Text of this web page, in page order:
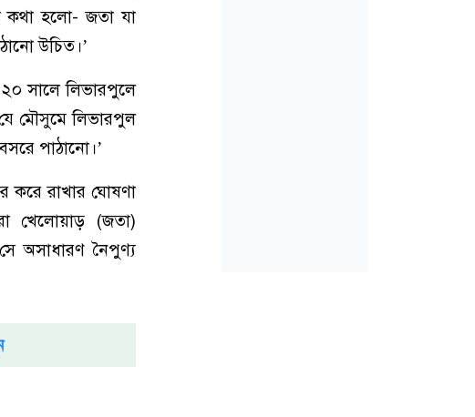
কথা হলো- জতা যা
উচিত।’
সালে লিভারপুলে
মৌসুমে লিভারপুল
পাঠানো।’
করে রাখার ঘোষণা
খেলোয়াড় (জতা)
অসাধারণ নৈপুণ্য